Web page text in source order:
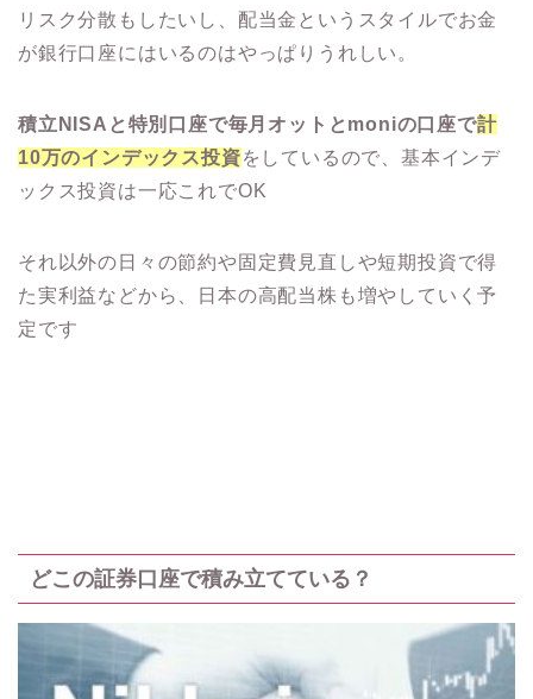
リスク分散もしたいし、配当金というスタイルでお金
が銀行口座にはいるのはやっぱりうれしい。
積立NISAと特別口座で毎月オットとmoniの口座で計
10万のインデックス投資をしているので、基本インデ
ックス投資は一応これでOK
それ以外の日々の節約や固定費見直しや短期投資で得
た実利益などから、日本の高配当株も増やしていく予
定です
どこの証券口座で積み立てている？